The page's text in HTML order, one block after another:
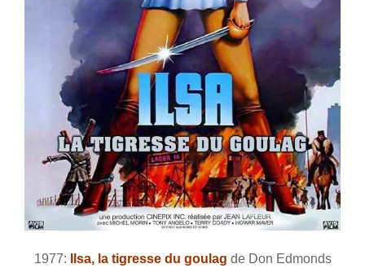
1977: Ilsa, la tigresse du goulag de Don Edmonds